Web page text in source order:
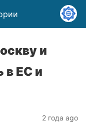
и
в ЕС и
2 года ago